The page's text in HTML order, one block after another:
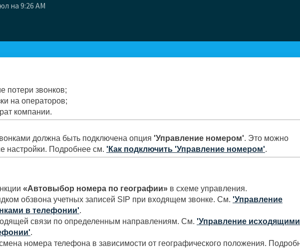
на 9:26 AM
потери звонков;
на операторов;
компании.
должна быть подключена опция 'Управление номером'. Это можно
настройки. Подробнее см. 'Как подключить 'Управление номером'.
«Автовыбор номера по географии» в схеме управления.
обзвона учетных записей SIP при входящем звонке. См. 'Управление
в телефонии'.
связи по определенным направлениям. См. 'Управление исходящими
.
номера телефона в зависимости от географического положения.